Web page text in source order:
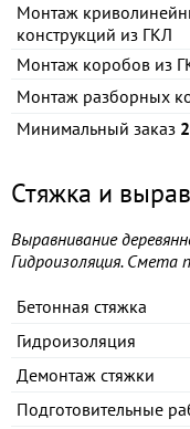
Монтаж
конструкций из ГКЛ
Монтаж коробов из
Монтаж разборных
Минимальный заказ
Стяжка и
Выравнивание
Гидроизоляция. Смета
Бетонная стяжка
Гидроизоляция
Демонтаж стяжки
Подготовительные